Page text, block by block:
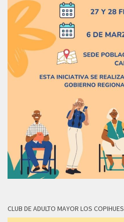
CLUB DE ADULTO MAYOR LOS COPIHUES